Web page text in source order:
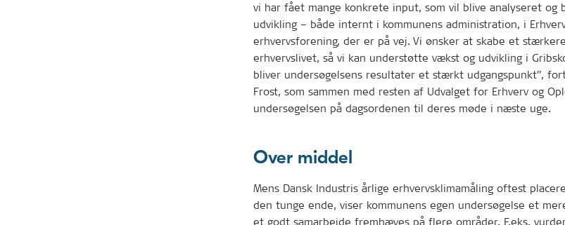
vi har fået mange konkrete input, som vil blive analyseret og
udvikling – både internt i kommunens administration, i
erhvervsforening, der er på vej. Vi ønsker at skabe et
erhvervslivet, så vi kan understøtte vækst og udvikling i
bliver undersøgelsens resultater et stærkt udgangspunkt”,
Frost, som sammen med resten af Udvalget for Erhverv og
undersøgelsen på dagsordenen til deres møde i næste uge.
Over middel
Mens Dansk Industris årlige erhvervsklimamåling oftest
den tunge ende, viser kommunens egen undersøgelse et
et godt samarbejde fremhæves på flere områder. F.eks.